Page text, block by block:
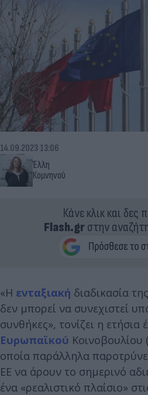
Έλλη
Κομνηνού
14.09.2023 13:06
Κάνε κλικ και δες
Flash.grστην
«Η ενταξιακή διαδικασία της
δεν μπορεί να συνεχιστεί
συνθήκες», τονίζει η ετήσια
Ευρωπαϊκού Κοινοβουλίου
οποία παράλληλα
ΕΕ να άρουν το σημερινό
ένα «ρεαλιστικό πλαίσιο»